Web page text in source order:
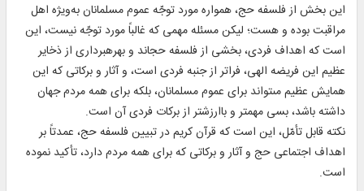
اين بخش از فلسفه حج، همواره مورد توجّه عموم مسلمانان به‌ويژه اهل
مراقبت بوده و هست؛ ليكن مسئله مهمی كه غالباً مورد توجّه نيست، اين
است كه اهداف فردى، بخشى از فلسفه حج‏اند و بهره‏بردارى از ذخاير
عظيم اين فريضه الهى، فراتر از جنبه فردى است، و آثار و بركاتى كه اين
همايش عظيم مى‏تواند براى عموم مسلمانان، بلكه براى همه مردم جهان
داشته باشد، بسى مهم‏تر و باارزش‏تر از بركات فردى آن است.
نكته قابل تأمّل، اين است كه قرآن كريم در تبيين فلسفه حج، عمدتاً بر
اهداف اجتماعى حج و آثار و بركاتى كه براى همه مردم دارد، تأكيد نموده
است.